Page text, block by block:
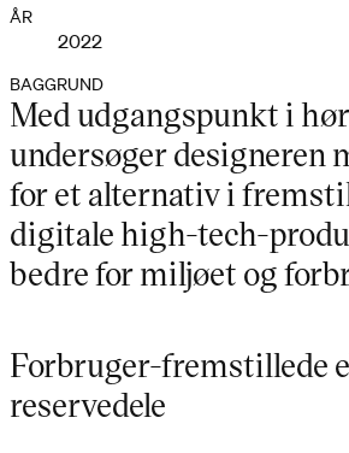
ÅR
2022
BAGGRUND
Med udgangspunkt i
undersøger designeren
for et alternativ i
digitale high-tech-
bedre for miljøet og
Forbruger-fremstillede
reservedele